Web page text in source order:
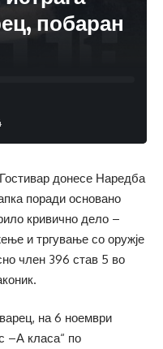
побаран
донесе Наредба
поради основано
кривично дело –
и тргување со оружје
член 396 став 5 во
на 6 ноември
–А класа“ по